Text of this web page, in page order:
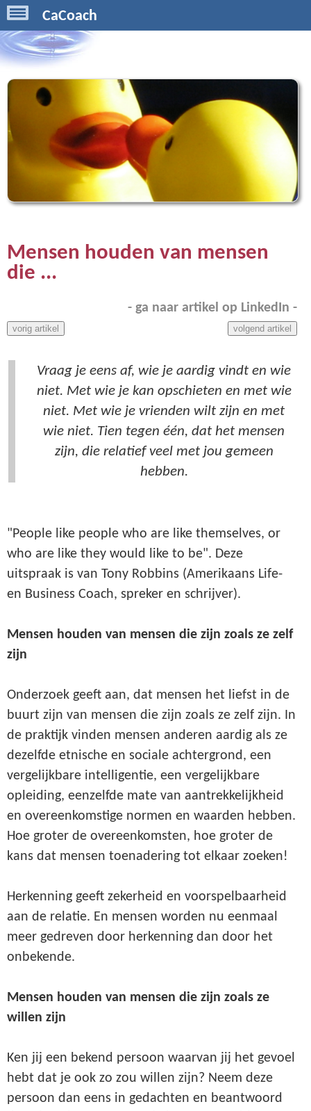
CaCoach
Mensen houden van mensen
die ...
- ga naar artikel op LinkedIn -
volgend artikel
vorig artikel
Vraag je eens af, wie je aardig vindt en wie
niet. Met wie je kan opschieten en met wie
niet. Met wie je vrienden wilt zijn en met
wie niet. Tien tegen één, dat het mensen
zijn, die relatief veel met jou gemeen
hebben.
"People like people who are like themselves, or
who are like they would like to be". Deze
uitspraak is van Tony Robbins (Amerikaans Life-
en Business Coach, spreker en schrijver).
Mensen houden van mensen die zijn zoals ze zelf
zijn
Onderzoek geeft aan, dat mensen het liefst in de
buurt zijn van mensen die zijn zoals ze zelf zijn. In
de praktijk vinden mensen anderen aardig als ze
dezelfde etnische en sociale achtergrond, een
vergelijkbare intelligentie, een vergelijkbare
opleiding, eenzelfde mate van aantrekkelijkheid
en overeenkomstige normen en waarden hebben.
Hoe groter de overeenkomsten, hoe groter de
kans dat mensen toenadering tot elkaar zoeken!
Herkenning geeft zekerheid en voorspelbaarheid
aan de relatie. En mensen worden nu eenmaal
meer gedreven door herkenning dan door het
onbekende.
Mensen houden van mensen die zijn zoals ze
willen zijn
Ken jij een bekend persoon waarvan jij het gevoel
hebt dat je ook zo zou willen zijn? Neem deze
persoon dan eens in gedachten en beantwoord